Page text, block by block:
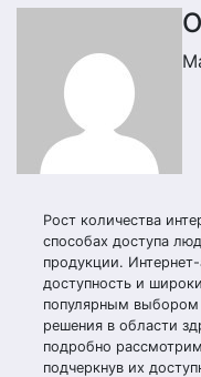
Рост количества
способах доступа
продукции.
доступность и
популярным
решения в области
подробно
подчеркнув их